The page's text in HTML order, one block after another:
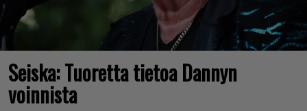
Seiska: Tuoretta tietoa Dannyn
voinnista